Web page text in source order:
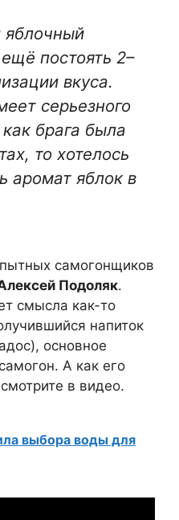
яблочный
постоять 2–
вкуса.
серьезного
брага была
то хотелось
аромат яблок в
самогонщиков
Подоляк.
смысла как-то
напиток
основное
А как его
в видео.
выбора воды для